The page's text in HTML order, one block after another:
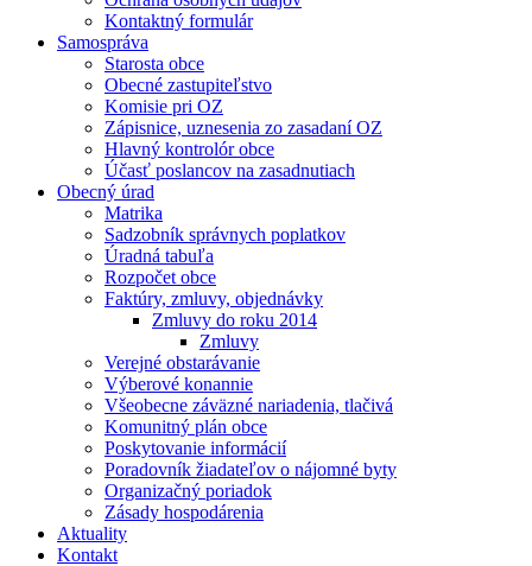
Kontaktný formulár
Samospráva
Starosta obce
Obecné zastupiteľstvo
Komisie pri OZ
Zápisnice, uznesenia zo zasadaní OZ
Hlavný kontrolór obce
Účasť poslancov na zasadnutiach
Obecný úrad
Matrika
Sadzobník správnych poplatkov
Úradná tabuľa
Rozpočet obce
Faktúry, zmluvy, objednávky
Zmluvy do roku 2014
Zmluvy
Verejné obstarávanie
Výberové konannie
Všeobecne záväzné nariadenia, tlačivá
Komunitný plán obce
Poskytovanie informácií
Poradovník žiadateľov o nájomné byty
Organizačný poriadok
Zásady hospodárenia
Aktuality
Kontakt